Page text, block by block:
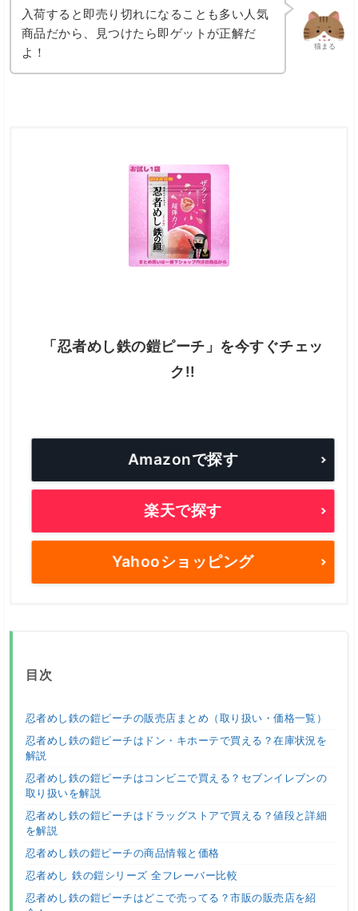
猫まる
入荷すると即売り切れになることも多い人気
商品だから、見つけたら即ゲットが正解だ
よ！
「忍者めし鉄の鎧ピーチ」を今すぐチェッ
ク!!
Amazonで探す
楽天で探す
Yahooショッピング
目次
忍者めし鉄の鎧ピーチの販売店まとめ（取り扱い・価格一覧）
忍者めし鉄の鎧ピーチはドン・キホーテで買える？在庫状況を
解説
忍者めし鉄の鎧ピーチはコンビニで買える？セブンイレブンの
取り扱いを解説
忍者めし鉄の鎧ピーチはドラッグストアで買える？値段と詳細
を解説
忍者めし鉄の鎧ピーチの商品情報と価格
忍者めし 鉄の鎧シリーズ 全フレーバー比較
忍者めし鉄の鎧ピーチはどこで売ってる？市販の販売店を紹